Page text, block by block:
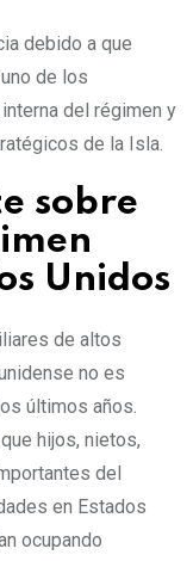
debido a que
de los
del régimen y
de la Isla.
sobre
Unidos
de altos
no es
últimos años.
hijos, nietos,
del
en Estados
ocupando